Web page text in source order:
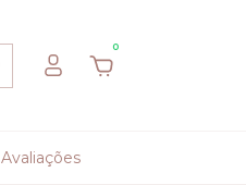
0
Avaliações